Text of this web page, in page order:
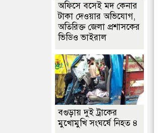
অফিসে বসেই মদ কেনার
টাকা দেওয়ার অভিযোগ,
অতিরিক্ত জেলা প্রশাসকের
ভিডিও ভাইরাল
বগুড়ায় দুই ট্রাকের
মুখোমুখি সংঘর্ষে নিহত ৪